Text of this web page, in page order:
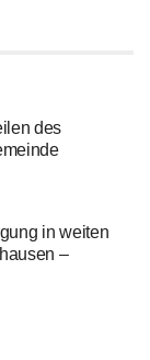
des
in weiten
–